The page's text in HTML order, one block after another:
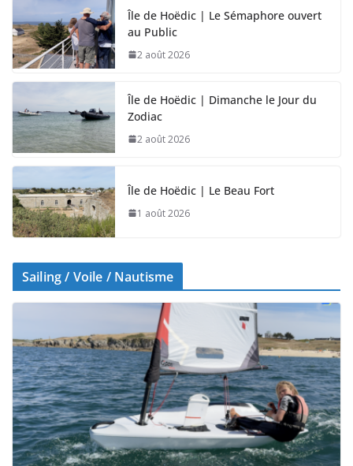
Île de Hoëdic | Le Sémaphore ouvert
au Public
2 août 2026
Île de Hoëdic | Dimanche le Jour du
Zodiac
2 août 2026
Île de Hoëdic | Le Beau Fort
1 août 2026
Sailing / Voile / Nautisme